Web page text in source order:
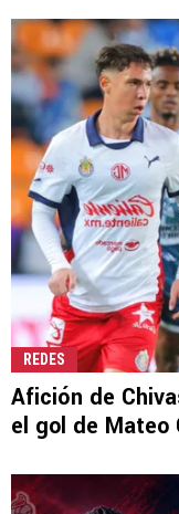
REDES
Afición de
el gol de Mateo